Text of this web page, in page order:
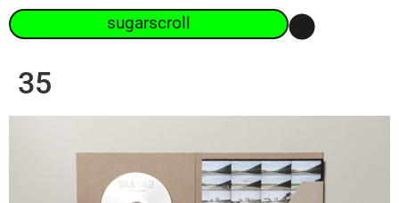
sugarscroll
35